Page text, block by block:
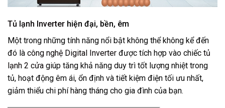
Tủ lạnh Inverter hiện đại, bền, êm
Một trong những tính năng nổi bật không thể không kể đến
đó là công nghệ Digital Inverter được tích hợp vào chiếc tủ
lạnh 2 cửa giúp tăng khả năng duy trì tốt lượng nhiệt trong
tủ, hoạt động êm ái, ổn định và tiết kiệm điện tối ưu nhất,
giảm thiểu chi phí hàng tháng cho gia đình của bạn.